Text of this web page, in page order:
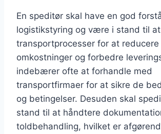
En speditør skal have en god
logistikstyring og være i stand til
transportprocesser for at reducere
omkostninger og forbedre
indebærer ofte at forhandle med
transportfirmaer for at sikre de
og betingelser. Desuden skal
stand til at håndtere
toldbehandling, hvilket er